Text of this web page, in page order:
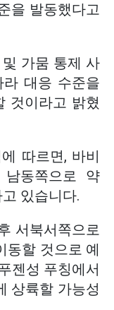
을 발동했다고
가뭄 통제 사
대응 수준을
것이라고 밝혔
따르면, 바비
동쪽으로 약
있습니다.
서북서쪽으로
동할 것으로 예
젠성 푸칭에서
상륙할 가능성